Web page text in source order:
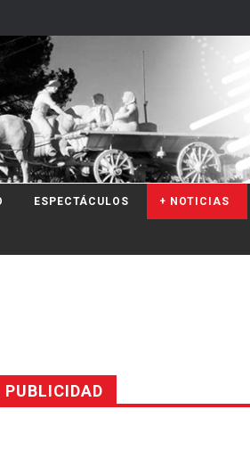
ESPECTÁCULOS + NOTICIAS
PUBLICIDAD